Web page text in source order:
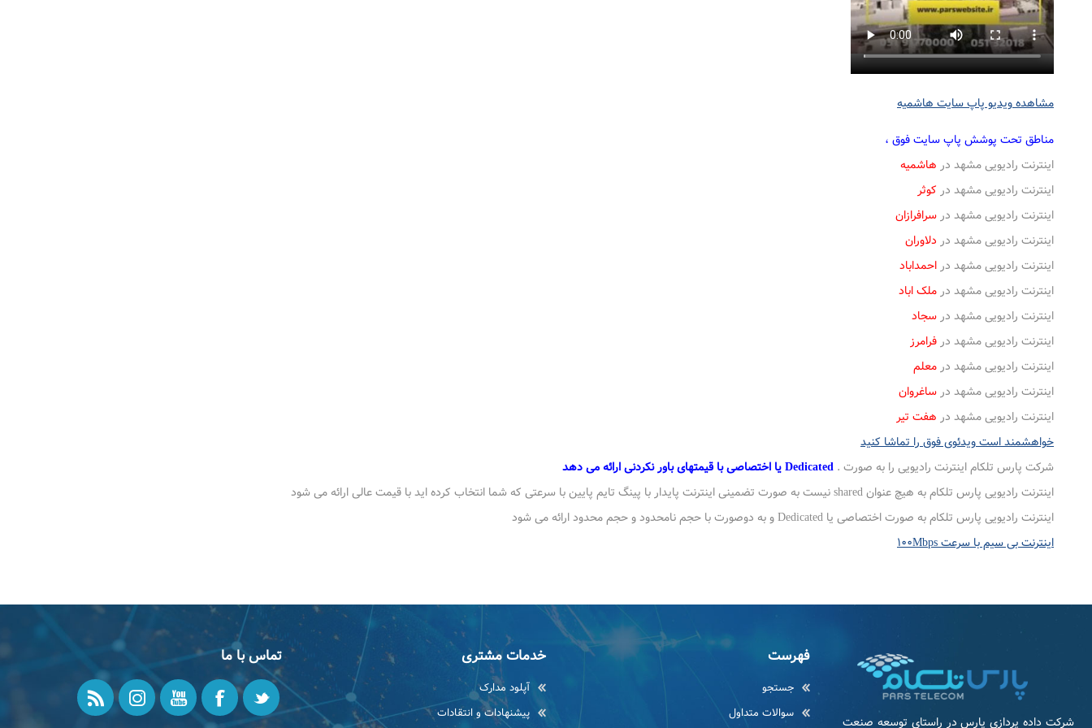
مشاهده ویدیو پاپ سایت هاشمیه
مناطق تحت پوشش پاپ سایت فوق ،
اینترنت رادیویی مشهد در هاشمیه
اینترنت رادیویی مشهد در کوثر
اینترنت رادیویی مشهد در سرافرازان
اینترنت رادیویی مشهد در دلاوران
اینترنت رادیویی مشهد در احمداباد
اینترنت رادیویی مشهد در ملک اباد
اینترنت رادیویی مشهد در سجاد
اینترنت رادیویی مشهد در فرامرز
اینترنت رادیویی مشهد در معلم
اینترنت رادیویی مشهد در ساغروان
اینترنت رادیویی مشهد در هفت تیر
خواهشمند است ویدئوی فوق را تماشا کنید
شرکت پارس تلکام اینترنت رادیویی را به صورت . Dedicated یا اختصاصی با قیمتهای باور نکردنی ارائه می دهد
اینترنت رادیویی پارس تلکام به هیچ عنوان shared نیست به صورت تضمینی اینترنت پایدار با پینگ تایم پایین با سرعتی که شما انتخاب کرده اید با قیمت عالی ارائه می شود
اینترنت رادیویی پارس تلکام به صورت اختصاصی یا Dedicated و به دوصورت با حجم نامحدود و حجم محدود ارائه می شود
اینترنت بی سیم با سرعت ۱۰۰Mbps
شرکت داده پردازی پارس در راستای توسعه صنعت
فهرست
جستجو
سوالات متداول
خدمات مشتری
آپلود مدارک
پیشنهادات و انتقادات
تماس با ما